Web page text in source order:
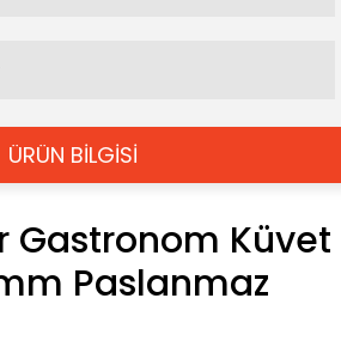
ÜRÜN BİLGİSİ
Gastronom Küvet
Paslanmaz